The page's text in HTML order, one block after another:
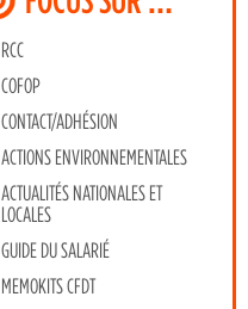
RCC
COFOP
CONTACT/ADHÉSION
ACTIONS ENVIRONNEMENTALES
ACTUALITÉS NATIONALES ET
LOCALES
GUIDE DU SALARIÉ
MEMOKITS CFDT